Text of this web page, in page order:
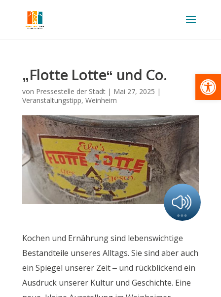
„Flotte Lotte“ und Co.
von Pressestelle der Stadt| Mai 27, 2025 |
Veranstaltungstipp, Weinheim
Kochen und Ernährung sind lebenswichtige
Bestandteile unseres Alltags. Sie sind aber auch
ein Spiegel unserer Zeit – und rückblickend ein
Ausdruck unserer Kultur und Geschichte. Eine